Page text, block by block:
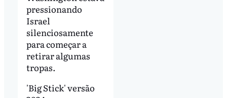
pressionando
Israel
silenciosamente
para começar a
retirar algumas
tropas.
'Big Stick' versão